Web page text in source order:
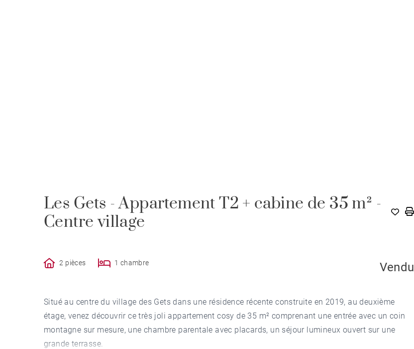
Les Gets - Appartement T2 + cabine de 35 m² -
Centre village
2 pièces 1 chambre Vendu
Situé au centre du village des Gets dans une résidence récente construite en 2019, au deuxième
étage, venez découvrir ce très joli appartement cosy de 35 m² comprenant une entrée avec un coin
montagne sur mesure, une chambre parentale avec placards, un séjour lumineux ouvert sur une
grande terrasse.